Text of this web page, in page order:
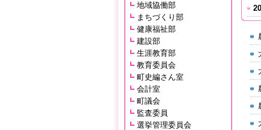
地域協働部
まちづくり部
健康福祉部
建設部
生涯教育部
教育委員会
町史編さん室
会計室
町議会
監査委員
選挙管理委員会